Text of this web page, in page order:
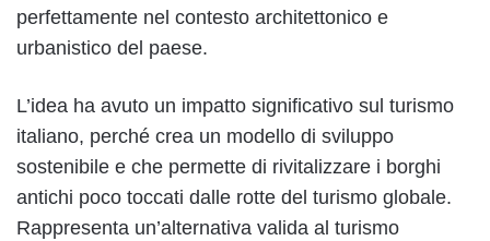
perfettamente nel contesto architettonico e
urbanistico del paese.
L’idea ha avuto un impatto significativo sul turismo
italiano, perché crea un modello di sviluppo
sostenibile e che permette di rivitalizzare i borghi
antichi poco toccati dalle rotte del turismo globale.
Rappresenta un’alternativa valida al turismo